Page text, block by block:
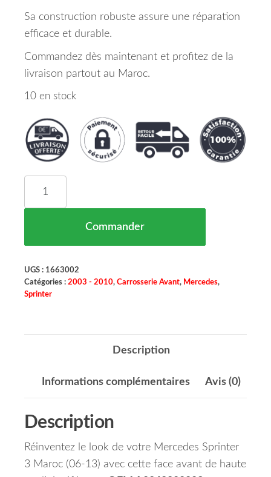
Sa construction robuste assure une réparation
efficace et durable.
Commandez dès maintenant et profitez de la
livraison partout au Maroc.
10 en stock
Commander
UGS : 1663002
Catégories : 2003 - 2010, Carrosserie Avant, Mercedes,
Sprinter
Description
Informations complémentaires Avis (0)
Description
Réinventez le look de votre Mercedes Sprinter
3 Maroc (06-13) avec cette face avant de haute